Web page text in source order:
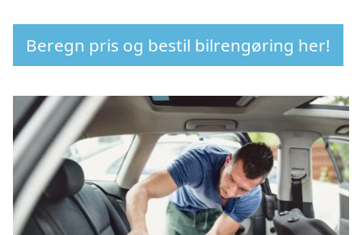
Beregn pris og bestil bilrengøring her!